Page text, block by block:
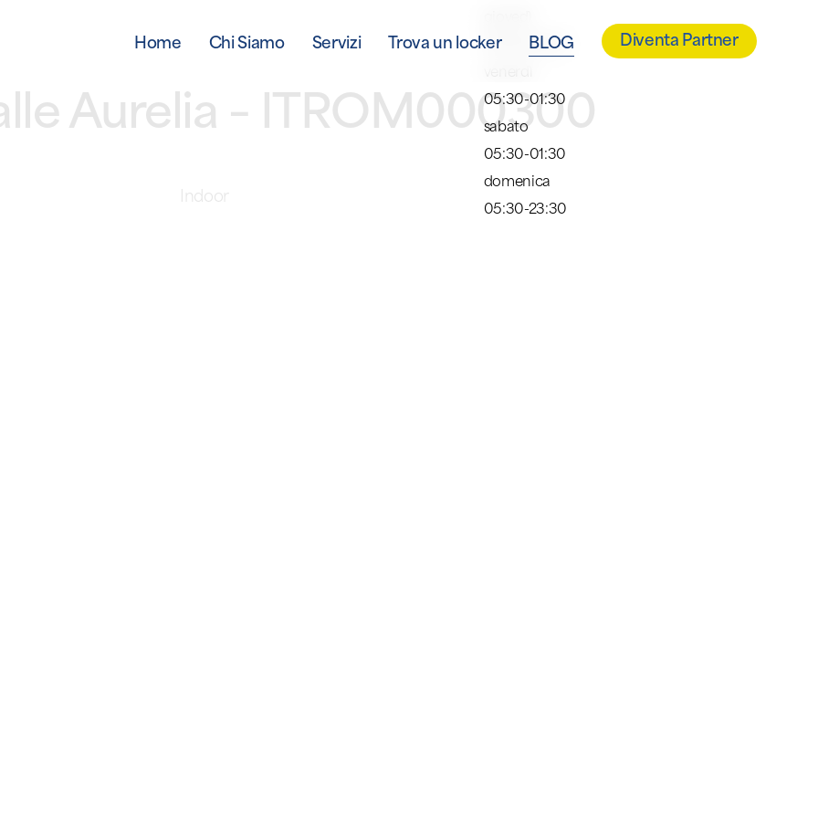
Home Chi Siamo Servizi Trova un locker BLOG Diventa Partner
Aurelia – ITROM000300
Indoor
05:30-23:30
05:30-01:30
sabato
05:30-01:30
domenica
05:30-23:30